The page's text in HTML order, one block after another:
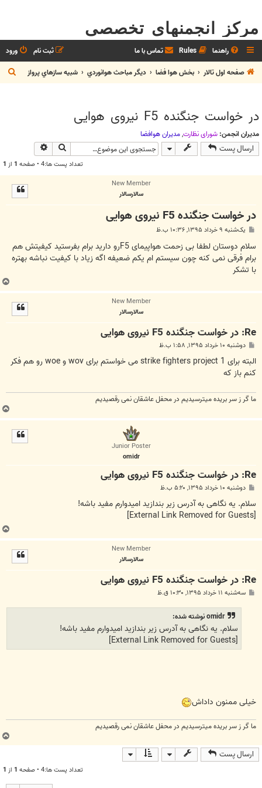
مرکز انجمنهای تخصصی
راهنما Rules تماس با ما ورود
ثبت نام
صفحه اول تالار
بخش هوا فضا ديگر مباحث هوانوردي شبيه سازهاي پرواز
س
در خواست جنگنده F5 نیروی هوایی
مدیران انجمن: شوراي نظارت,مديران هوافضا
ارسال پست جستجو
تعداد پست ها:4 • صفحه 1 از 1
New Member
سالارسالار
در خواست جنگنده F5 نیروی هوایی
ت
یک‌شنبه ۹ خرداد ۱۳۹۵, ۱۰:۳۶ ب.ظ
سلام دوستان لطفا بی زحمت هواپیمای F5رو دارید برام بفرستید کیفیتش هم
برام فرقی نمی کنه چون سیستم ام یکم ضعیفه اگه زیاد با کیفیت نباشه بهتره
با تشکر
New Member
سالارسالار
Re: در خواست جنگنده F5 نیروی هوایی
ت
دوشنبه ۱۰ خرداد ۱۳۹۵, ۱:۵۸ ب.ظ
البته برای strike fighters project 1 می خواستم برای wov و woe رو هم فکر
کنم باز که
ما گر ز سر بریده میترسیدیم در محفل عاشقان نمی رقصیدیم
Junior Poster
omidr
Re: در خواست جنگنده F5 نیروی هوایی
ت
دوشنبه ۱۰ خرداد ۱۳۹۵, ۵:۲۰ ب.ظ
سلام. یه نگاهی به آدرس زیر بندازید امیدوارم مفید باشه!
[External Link Removed for Guests]
New Member
سالارسالار
Re: در خواست جنگنده F5 نیروی هوایی
سه‌شنبه ۱۱ خرداد ۱۳۹۵, ۱۰:۳۰ ق.ظ
omidr نوشته شده:
سلام. یه نگاهی به آدرس زیر بندازید امیدوارم مفید باشه!
[External Link Removed for Guests]
خیلی ممنون داداش
ما گر ز سر بریده میترسیدیم در محفل عاشقان نمی رقصیدیم
ارسال پست
تعداد پست ها:4 • صفحه 1 از 1